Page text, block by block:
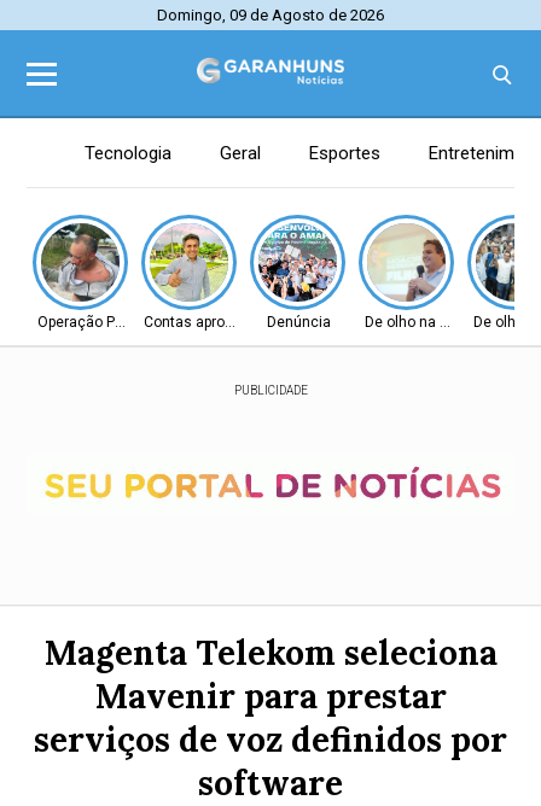
Domingo, 09 de Agosto de 2026
Tecnologia Geral Esportes
Operação PolicialContas aprovadas Denúncia De olho na AlepeDe olho
PUBLICIDADE
Magenta Telekom seleciona
Mavenir para prestar
serviços de voz definidos por
software